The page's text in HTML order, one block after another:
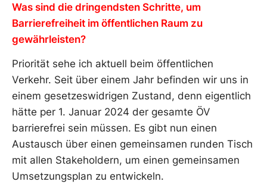
Was sind die dringendsten Schritte, um
Barrierefreiheit im öffentlichen Raum zu
gewährleisten?
Priorität sehe ich aktuell beim öffentlichen
Verkehr. Seit über einem Jahr befinden wir uns in
einem gesetzeswidrigen Zustand, denn eigentlich
hätte per 1. Januar 2024 der gesamte ÖV
barrierefrei sein müssen. Es gibt nun einen
Austausch über einen gemeinsamen runden Tisch
mit allen Stakeholdern, um einen gemeinsamen
Umsetzungsplan zu entwickeln.